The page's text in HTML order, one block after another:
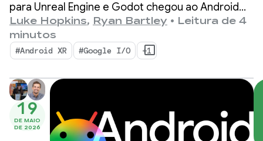
para Unreal Engine e Godot chegou ao Android
XR. Também estamos lançando novas
ferramentas projetadas para aumentar sua
produtividade e ativar novos recursos de XR: o
Android XR Engine Hub e o Android XR Interaction
Framework.
Luke Hopkins, Ryan Bartley • Leitura de 4
minutos
#Android XR #Google I/O +1
19
DE MAIO
DE 2026